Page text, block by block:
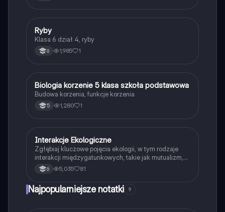
RBiologia
Ryby
Klasa 6 dział 4, ryby
6 1,985 1
BBiologia
Biologia korzenie 5 klasa szkoła podstawowa
Budowa korzenia, funkcje korzenia
5 1,280 1
Biologia
Interakcje Ekologiczne
Zgłębiaj kluczowe pojęcia ekologii, w tym rodzaje
interakcji międzygatunkowych, takie jak mutualizm,
komensalizm, drapieżnictwo i pasożytnictwo.
Dowiedz się o strukturze populacji, ekosystemach
studentów biologii i ekologii. Typ: podsumowanie.
6 5,035 81
Najpopularniejsze notatki 9